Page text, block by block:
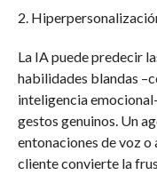
2.
La IA puede predecir
habilidades blandas
inteligencia
gestos genuinos. Un
entonaciones de voz
cliente convierte la